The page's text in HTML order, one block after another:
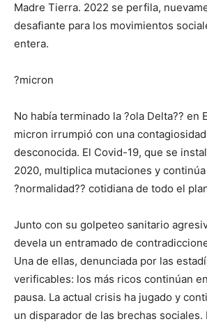
Madre Tierra. 2022 se perfila,
desafiante para los movimientos
entera.
?micron
No había terminado la ?ola Delta?? en
micron irrumpió con una
desconocida. El Covid-19, que se
2020, multiplica mutaciones y
?normalidad?? cotidiana de todo el
Junto con su golpeteo sanitario
devela un entramado de
Una de ellas, denunciada por las
verificables: los más ricos continúan
pausa. La actual crisis ha jugado y
un disparador de las brechas sociales.